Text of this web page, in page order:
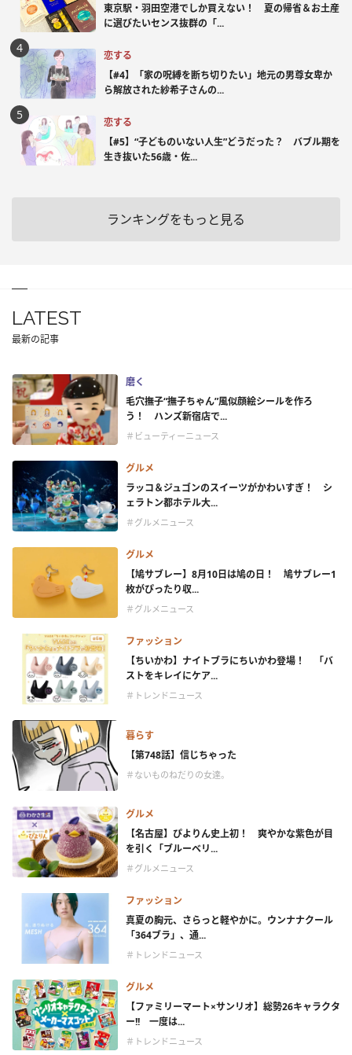
東京駅・羽田空港でしか買えない！ 夏の帰省＆お土産
に選びたいセンス抜群の「...
恋する
【#4】「家の呪縛を断ち切りたい」地元の男尊女卑か
ら解放された紗希子さんの...
恋する
【#5】“子どものいない人生”どうだった？ バブル期を
生き抜いた56歳・佐...
ランキングをもっと見る
LATEST
最新の記事
磨く
毛穴撫子“撫子ちゃん”風似顔絵シールを作ろ
う！ ハンズ新宿店で...
＃ビューティーニュース
グルメ
ラッコ＆ジュゴンのスイーツがかわいすぎ！ シ
ェラトン都ホテル大...
＃グルメニュース
グルメ
【鳩サブレー】8月10日は鳩の日！ 鳩サブレー1
枚がぴったり収...
＃グルメニュース
ファッション
【ちいかわ】ナイトブラにちいかわ登場！ 「バ
ストをキレイにケア...
＃トレンドニュース
暮らす
【第748話】信じちゃった
＃ないものねだりの女達。
グルメ
【名古屋】ぴよりん史上初！ 爽やかな紫色が目
を引く「ブルーベリ...
＃グルメニュース
ファッション
真夏の胸元、さらっと軽やかに。ウンナナクール
「364ブラ」、通...
＃トレンドニュース
グルメ
【ファミリーマート×サンリオ】総勢26キャラクタ
ー!! 一度は...
＃トレンドニュース